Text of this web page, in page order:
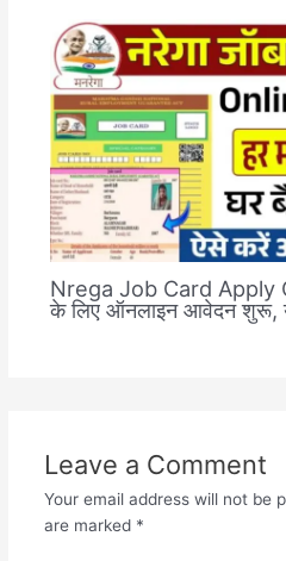
Nrega Job Card Apply
के लिए ऑनलाइन आवेदन शुरू,
Leave a Comment
Your email address will not be
are marked *